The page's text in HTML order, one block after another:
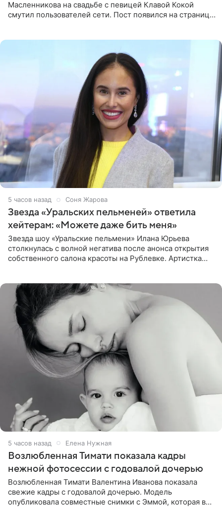
Масленникова на свадьбе с певицей Клавой Кокой
смутил пользователей сети. Пост появился на странице
5 часов назад Соня Жарова
Звезда «Уральских пельменей» ответила
хейтерам: «Можете даже бить меня»
Звезда шоу «Уральские пельмени» Илана Юрьева
столкнулась с волной негатива после анонса открытия
собственного салона красоты на Рублевке. Артистка
5 часов назад Елена Нужная
Возлюбленная Тимати показала кадры
нежной фотосессии с годовалой дочерью
Возлюбленная Тимати Валентина Иванова показала
свежие кадры с годовалой дочерью. Модель
опубликовала совместные снимки с Эммой, которая в